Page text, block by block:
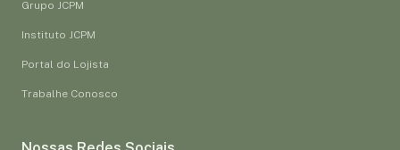
Grupo JCPM
Instituto JCPM
Portal do Lojista
Trabalhe Conosco